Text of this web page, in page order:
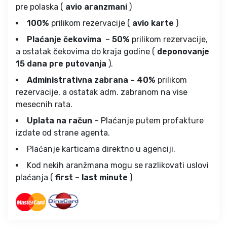
pre polaska ( avio aranzmani )
100% prilikom rezervacije ( avio karte )
Plaćanje čekovima – 50% prilikom rezervacije,
a ostatak čekovima do kraja godine ( deponovanje
15 dana pre putovanja ).
Administrativna zabrana – 40% prilikom
rezervacije, a ostatak adm. zabranom na vise
mesecnih rata.
Uplata na račun – Plaćanje putem profakture
izdate od strane agenta.
Plaćanje karticama direktno u agenciji.
Kod nekih aranžmana mogu se razlikovati uslovi
plaćanja ( first – last minute )